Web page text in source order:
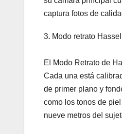
captura fotos de
3. Modo retrato
El Modo Retrato de
Cada una está
de primer plano y
como los tonos de
nueve metros del